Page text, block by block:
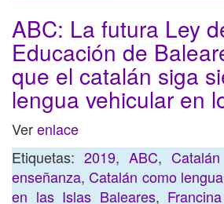
ABC: La futura Ley
Educación de
que el catalán siga
lengua vehicular en
Verenlace
Etiquetas: 2019, ABC,
enseñanza,Catalán como
en las Islas Baleares,